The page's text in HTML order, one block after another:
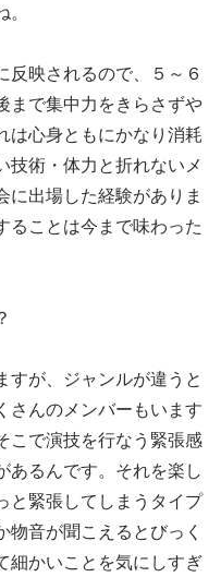
。
映されるので、５～６
まで集中力をきらさずや
は心身ともにかなり消耗
技術・体力と折れないメ
に出場した経験がありま
ることは今まで味わった
が、ジャンルが違うと
さんのメンバーもいます
こで演技を行なう緊張感
あるんです。それを楽し
と緊張してしまうタイプ
音が聞こえるとびっく
細かいことを気にしすぎ